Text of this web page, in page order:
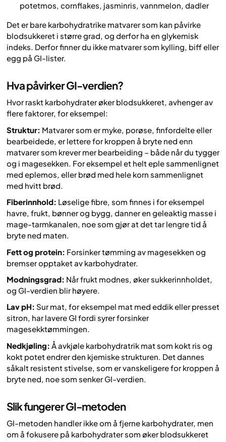
potetmos, cornflakes, jasminris, vannmelon, dadler
Det er bare karbohydratrike matvarer som kan påvirke
blodsukkeret i større grad, og derfor ha en glykemisk
indeks. Derfor finner du ikke matvarer som kylling, biff eller
egg på GI-lister.
Hva påvirker GI-verdien?
Hvor raskt karbohydrater øker blodsukkeret, avhenger av
flere faktorer, for eksempel:
Struktur: Matvarer som er myke, porøse, finfordelte eller
bearbeidede, er lettere for kroppen å bryte ned enn
matvarer som krever mer bearbeiding – både når du tygger
og i magesekken. For eksempel et helt eple sammenlignet
med eplemos, eller brød med hele korn sammenlignet
med hvitt brød.
Fiberinnhold: Løselige fibre, som finnes i for eksempel
havre, frukt, bønner og bygg, danner en geleaktig masse i
mage-tarmkanalen, noe som gjør at det tar lengre tid å
bryte ned maten.
Fett og protein: Forsinker tømming av magesekken og
bremser opptaket av karbohydrater.
Modningsgrad: Når frukt modnes, øker sukkerinnholdet,
og GI-verdien blir høyere.
Lav pH: Sur mat, for eksempel mat med eddik eller presset
sitron, har lavere GI fordi syrer forsinker
magesekktømmingen.
Nedkjøling: Å avkjøle karbohydratrik mat som kokt ris og
kokt potet endrer den kjemiske strukturen. Det dannes
såkalt resistent stivelse, som er vanskeligere for kroppen å
bryte ned, noe som senker GI-verdien.
Slik fungerer GI-metoden
GI-metoden handler ikke om å fjerne karbohydrater, men
om å fokusere på karbohydrater som øker blodsukkeret